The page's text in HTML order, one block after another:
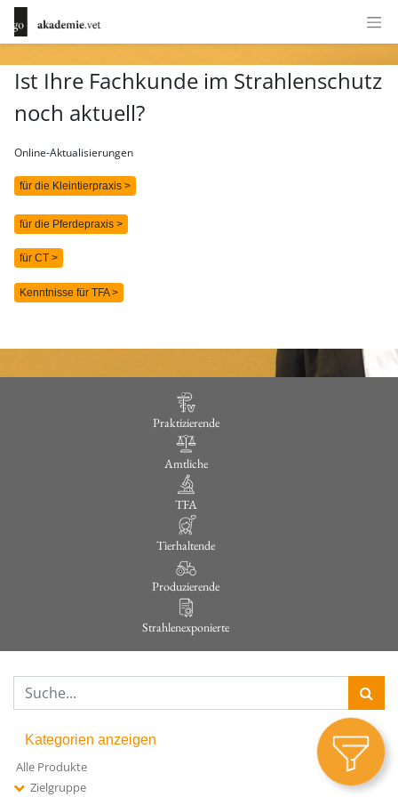
Ist Ihre Fachkunde im Strahlenschutz
noch aktuell?
Online-Aktualisierungen
für die Kleintierpraxis >
für die Pferdepraxis >
für CT >
Kenntnisse für TFA >
Praktizierende
Amtliche
TFA
Tierhaltende
Produzierende
Strahlenexponierte
Kategorien anzeigen
Alle Produkte
Zielgruppe